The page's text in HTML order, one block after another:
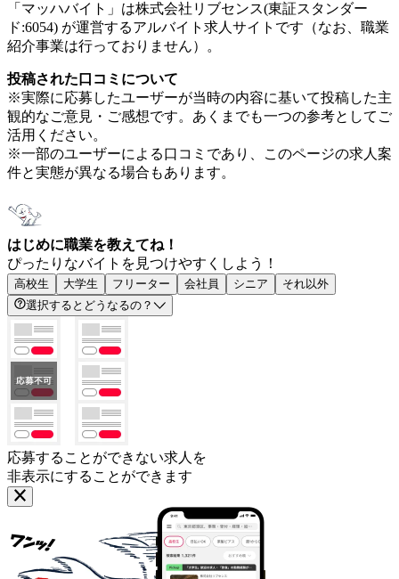
「マッハバイト」は株式会社リブセンス(東証スタンダー
ド:6054) が運営するアルバイト求人サイトです（なお、職業
紹介事業は行っておりません）。
投稿された口コミについて
※実際に応募したユーザーが当時の内容に基いて投稿した主
観的なご意見・ご感想です。あくまでも一つの参考としてご
活用ください。
※一部のユーザーによる口コミであり、このページの求人案
件と実態が異なる場合もあります。
はじめに職業を教えてね！
ぴったりなバイトを見つけやすくしよう！
高校生 大学生 フリーター 会社員 シニア
それ以外
選択するとどうなるの？
応募することができない求人を
非表示にすることができます